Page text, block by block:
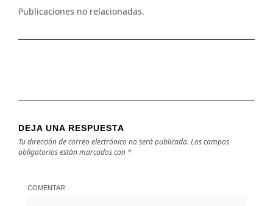
Publicaciones no relacionadas.
DEJA UNA RESPUESTA
Tu dirección de correo electrónico no será publicada. Los campos
obligatorios están marcados con *
COMENTAR